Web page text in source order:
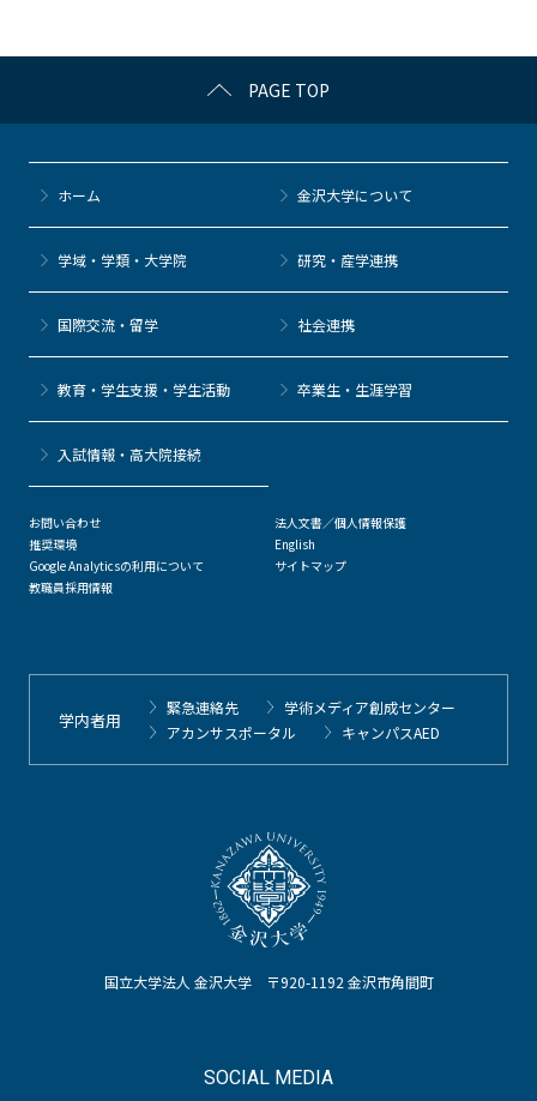
k
PAGE TOP
国立大学法人 金沢大学 〒920-1192 金沢市角間町
SOCIAL MEDIA
ホーム 金沢大学について
学域・学類・大学院 研究・産学連携
国際交流・留学 社会連携
教育・学生支援・学生活動 卒業生・生涯学習
⼊試情報・高大院接続
お問い合わせ
推奨環境
Google Analyticsの利用について
教職員採用情報
法人文書／個人情報保護
English
サイトマップ
学内者用
緊急連絡先
学術メディア創成センター
アカンサスポータル
キャンパスAED